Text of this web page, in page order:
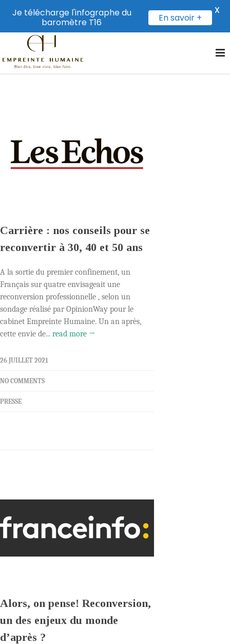
Carrière : nos conseils pour se
reconvertir à 30, 40 et 50 ans
A la sortie du premier confinement, un
Français sur quatre envisageait une
reconversion professionnelle , selon un
sondage réalisé par OpinionWay pour le
cabinet Empreinte Humaine. Un an après,
cette envie de... read more →
26 JUILLET 2021
NO COMMENTS
PRESSE
Alors, on pense! Reconversion,
un des enjeux du monde
d’après ?
Je télécharge l'infographe du
baromètre T16
En savoir +
X